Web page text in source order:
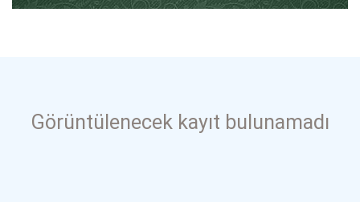
Görüntülenecek kayıt bulunamadı